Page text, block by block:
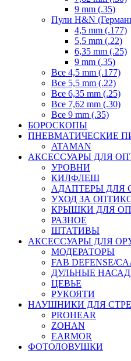
9 mm (.35)
Пули H&N
4,5 mm (.177)
5,5 mm (.22)
6,35 mm (.25)
9 mm (.35)
Все 4,5 mm (.177)
Все 5,5 mm (.22)
Все 6,35 mm (.25)
Все 7,62 mm (.30)
Все 9 mm (.35)
БОРОСКОПЫ
ПНЕВМАТИЧЕСКИЕ
ATAMAN
АКСЕССУАРЫ ДЛЯ
УРОВНИ
КИЛФЛЕШ
АДАПТЕРЫ ДЛЯ
УХОД ЗА
КРЫШКИ ДЛЯ
РАЗНОЕ
ШТАТИВЫ
АКСЕССУАРЫ ДЛЯ
МОДЕРАТОРЫ
FAB DEFENSE/
ДУЛЬНЫЕ
ЦЕВЬЕ
РУКОЯТИ
НАУШНИКИ ДЛЯ
PROHEAR
ZOHAN
EARMOR
ФОТОЛОВУШКИ